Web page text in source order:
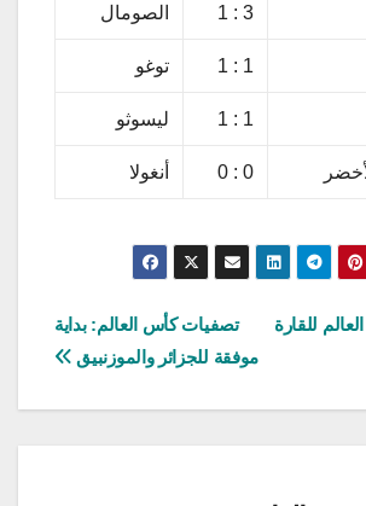
3 : 1 الصومال
1 : 1 توغو
1 : 1 ليسوثو
0 : 0 أنغولا
تصفيات كأس العالم: بداية
موفقة للجزائر والموزنبيق
للقارة